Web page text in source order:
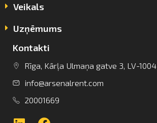
Veikals
Uzņēmums
Kontakti
Rīga, Kārļa Ulmaņa gatve 3, LV-1004
info@arsenalrent.com
20001669